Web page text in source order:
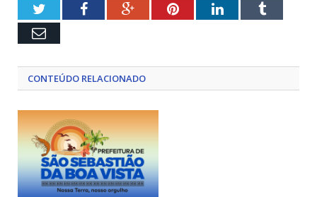
TwitterFacebookGoogle+PinterestLinkedInTumblr
Email
CONTEÚDO RELACIONADO